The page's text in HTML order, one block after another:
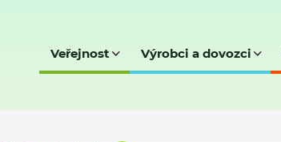
Veřejnost Výrobci a dovozci